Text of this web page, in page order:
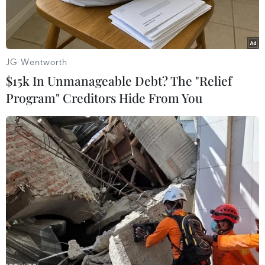
Tiên Cookie-Hương Tràm sẽ thay thế vị trí của Đông Nhi-Ông
Cao Thắng tại Giọng hát Việt nhí 2017.
Chủ nhân của chiếc ghế đôi huấn luyện viên
The Voice Kids - Giọng hát Việt nhí 2017 đã
chính thức lộ diện: Hương Tràm-Tiên Cookie. Ở
các mùa giải trước, đảm nhận vị trí này là các
JG Wentworth
$15k In Unmanageable Debt? The "Relief
Program" Creditors Hide From You